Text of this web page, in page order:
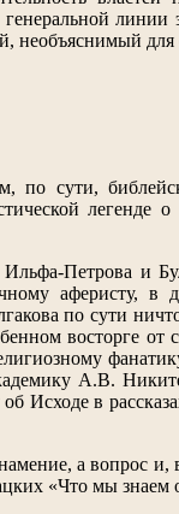
необъяснимый
по сути,
легенде
Петрова и
аферисту, в
по сути
восторге от
А.В.
Исходе в
а вопрос
«Что мы знаем